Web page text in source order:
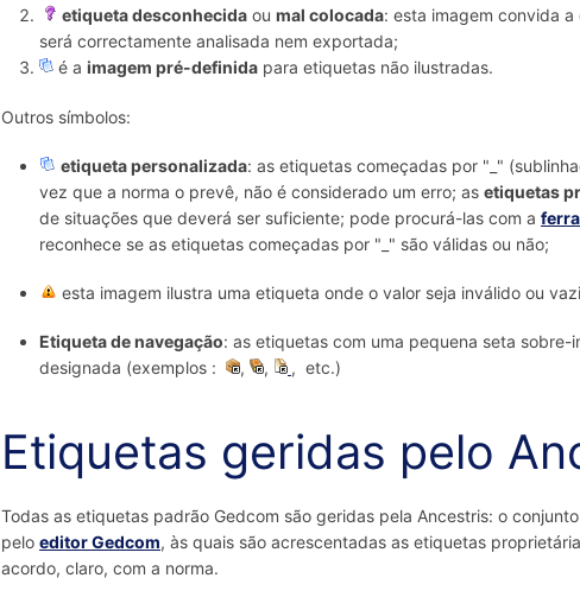
etiqueta desconhecida ou mal colocada: esta imagem convida
será correctamente analisada nem exportada;
é a imagem pré-definida para etiquetas não ilustradas.
Outros símbolos:
etiqueta personalizada: as etiquetas começadas por "_"
vez que a norma o prevê, não é considerado um erro; as etiquetas
de situações que deverá ser suficiente; pode procurá-las com a
reconhece se as etiquetas começadas por "_" são válidas ou não;
esta imagem ilustra uma etiqueta onde o valor seja inválido ou
Etiqueta de navegação: as etiquetas com uma pequena seta sobre-
designada (exemplos :
, , , etc.)
Etiquetas geridas pelo
Todas as etiquetas padrão Gedcom são geridas pela Ancestris: o
pelo editor Gedcom, às quais são acrescentadas as etiquetas
acordo, claro, com a norma.